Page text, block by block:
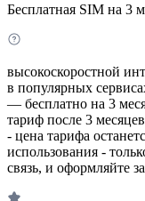
Бесплатная SIM на 3
высокоскоростной
в популярных
— бесплатно на 3
тариф после 3
- цена тарифа
использования -
связь, и оформляйте